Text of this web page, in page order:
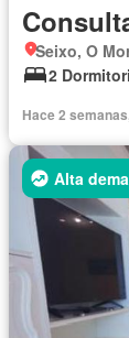
Seixo, O
2
Hace 2
Alta